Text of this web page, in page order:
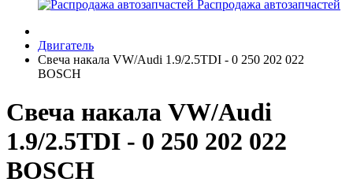
Распродажа автозапчастей
Двигатель
Свеча накала VW/Audi 1.9/2.5TDI - 0 250 202 022
BOSCH
Свеча накала VW/Audi
1.9/2.5TDI - 0 250 202 022
BOSCH